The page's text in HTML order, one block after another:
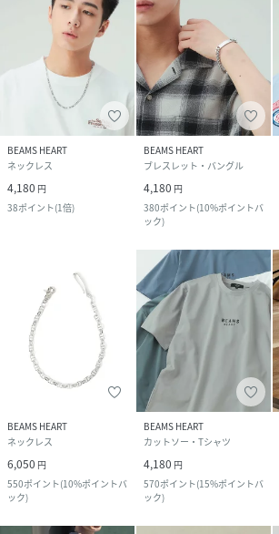
BEAMS HEART
ネックレス
4,180 円
38ポイント(1倍)
BEAMS HEART
ブレスレット・バングル
4,180 円
380ポイント(10%ポイントバ
ック)
BEAMS HEART
ネックレス
6,050 円
550ポイント(10%ポイントバ
ック)
BEAMS HEART
カットソー・Tシャツ
4,180 円
570ポイント(15%ポイントバ
ック)